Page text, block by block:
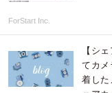
ForStart Inc.
【シ
てカメ
着し